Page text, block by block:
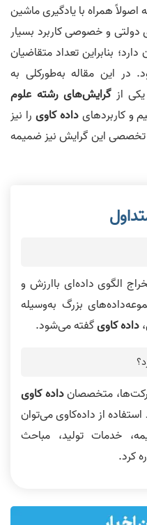
اصولاً همراه با یادگیری ماشین
و خصوصی کاربرد بسیار
بنابراین تعداد متقاضیان
این مقاله به‌طورکلی به
از گرایش‌های رشته علوم
و کاربردهایداده‌ کاوی را نیز
تخصصی این گرایش نیز ضمیمه
الگوی داده‌ای باارزش و
بزرگ به‌وسیله
داده‌ کاویگفته می‌شود.
متخصصانداده‌ کاوی
از داده‌کاوی می‌توان
خدمات تولید، مباحث
کرد.